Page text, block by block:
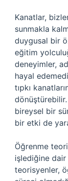
Kanatlar,
sunmakla
duygusal bir
eğitim
deneyimler,
hayal
tıpkı
bireysel bir
bir etki de
Öğrenme
işlediğine dair
teorisyenler,